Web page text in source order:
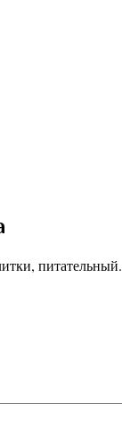
питательный.